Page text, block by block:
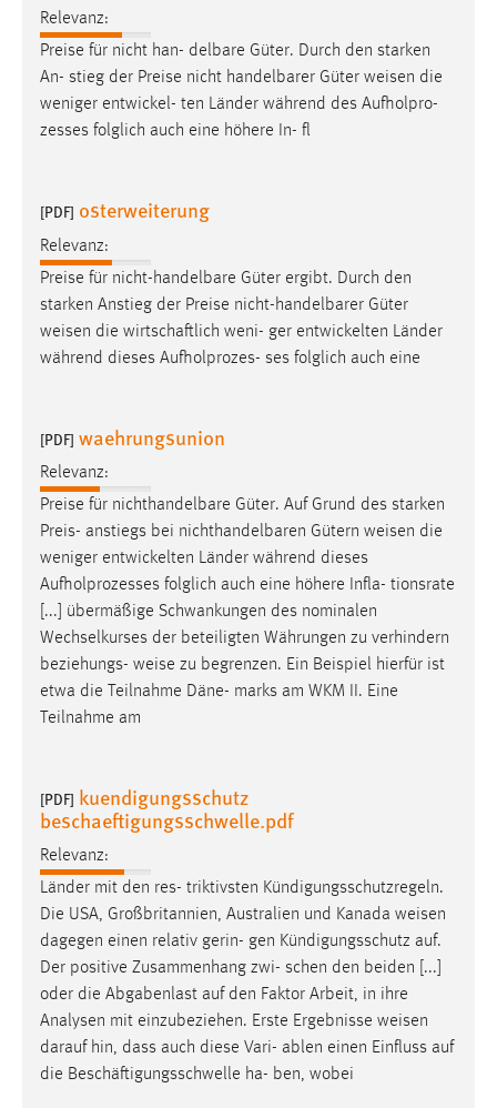
Relevanz:
Preise für nicht han- delbare Güter. Durch den starken
An- stieg der Preise nicht handelbarer Güter weisen die
weniger entwickel- ten Länder während des Aufholpro-
zesses folglich auch eine höhere In- fl
[PDF] osterweiterung
Relevanz:
Preise für nicht-handelbare Güter ergibt. Durch den
starken Anstieg der Preise nicht-handelbarer Güter
weisen die wirtschaftlich weni- ger entwickelten Länder
während dieses Aufholprozes- ses folglich auch eine
[PDF] waehrungsunion
Relevanz:
Preise für nichthandelbare Güter. Auf Grund des starken
Preis- anstiegs bei nichthandelbaren Gütern weisen die
weniger entwickelten Länder während dieses
Aufholprozesses folglich auch eine höhere Infla- tionsrate
[...] übermäßige Schwankungen des nominalen
Wechselkurses der beteiligten Währungen zu verhindern
beziehungs- weise zu begrenzen. Ein Beispiel hierfür ist
etwa die Teilnahme Däne- marks am WKM II. Eine
Teilnahme am
[PDF] kuendigungsschutz
beschaeftigungsschwelle.pdf
Relevanz:
Länder mit den res- triktivsten Kündigungsschutzregeln.
Die USA, Großbritannien, Australien und Kanada weisen
dagegen einen relativ gerin- gen Kündigungsschutz auf.
Der positive Zusammenhang zwi- schen den beiden [...]
oder die Abgabenlast auf den Faktor Arbeit, in ihre
Analysen mit einzubeziehen. Erste Ergebnisse weisen
darauf hin, dass auch diese Vari- ablen einen Einfluss auf
die Beschäftigungsschwelle ha- ben, wobei
EXTERNE MEDIEN
Um Inhalte von Videoplattformen und Social Media
Plattformen anzeigen zu können, werden von diesen
externen Medien Cookies gesetzt.
Vimeo